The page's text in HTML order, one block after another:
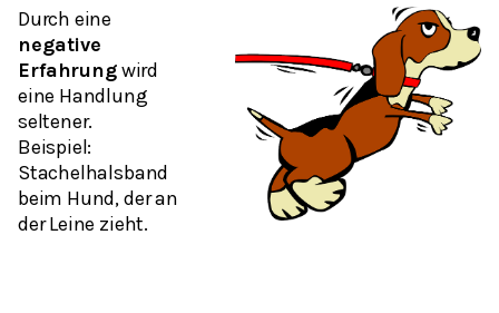
Durch eine
negative
Erfahrungwird
eine Handlung
seltener.
Beispiel:
Stachelhalsband
beim Hund, der an
der Leine zieht.